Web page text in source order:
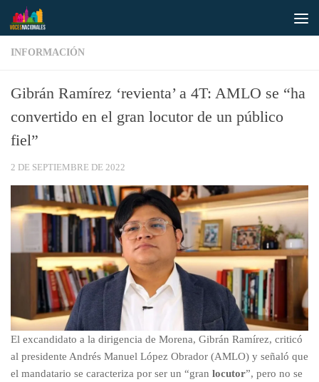
Saltar al contenido
INFORMACIÓN
Gibrán Ramírez ‘revienta’ a 4T: AMLO se “ha
convertido en el gran locutor de un público
fiel”
2 DE SEPTIEMBRE DE 2022
El excandidato a la dirigencia de Morena, Gibrán Ramírez, criticó
al presidente Andrés Manuel López Obrador (AMLO) y señaló que
el mandatario se caracteriza por ser un “gran locutor”, pero no se